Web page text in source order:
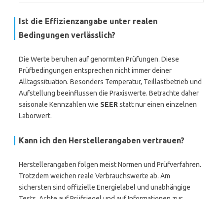
Ist die Effizienzangabe unter realen
Bedingungen verlässlich?
Die Werte beruhen auf genormten Prüfungen. Diese
Prüfbedingungen entsprechen nicht immer deiner
Alltagssituation. Besonders Temperatur, Teillastbetrieb und
Aufstellung beeinflussen die Praxiswerte. Betrachte daher
saisonale Kennzahlen wie SEER statt nur einen einzelnen
Laborwert.
Kann ich den Herstellerangaben vertrauen?
Herstellerangaben folgen meist Normen und Prüfverfahren.
Trotzdem weichen reale Verbrauchswerte ab. Am
sichersten sind offizielle Energielabel und unabhängige